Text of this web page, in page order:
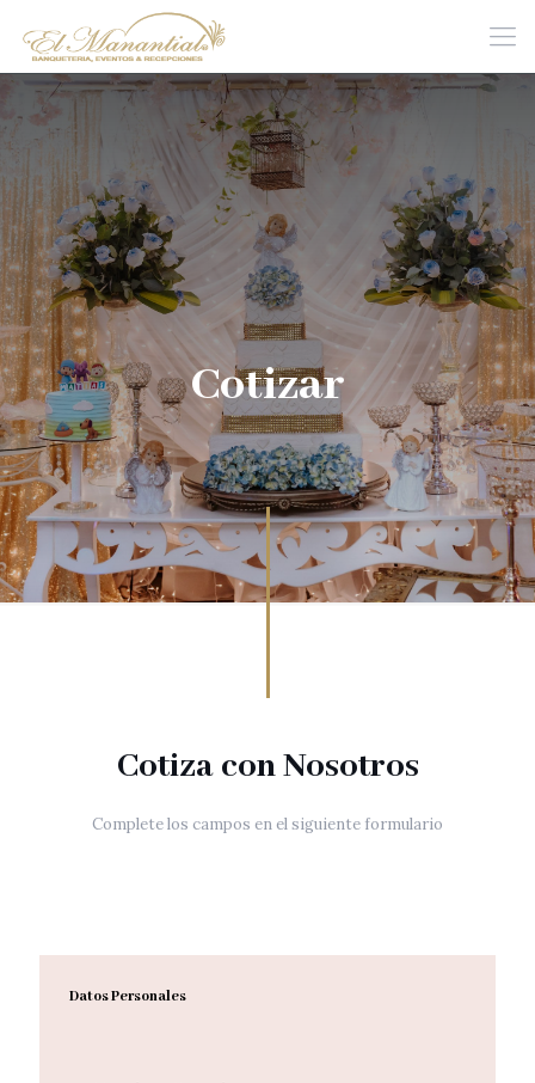
Cotizar
Cotiza con Nosotros
Complete los campos en el siguiente formulario
Datos Personales